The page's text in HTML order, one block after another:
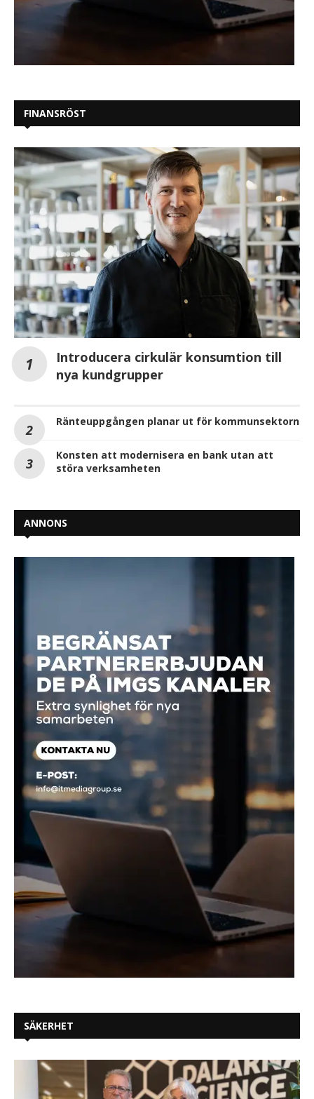
FINANSRÖST
Introducera cirkulär konsumtion till
nya kundgrupper
Ränteuppgången planar ut för kommunsektorn
Konsten att modernisera en bank utan att
störa verksamheten
ANNONS
SÄKERHET